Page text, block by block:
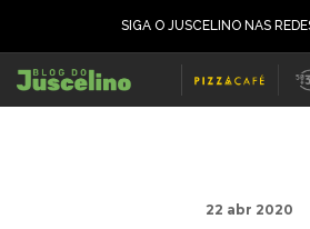
SIGA O JUSCELINO NAS
22 abr 2020